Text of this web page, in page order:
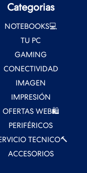
Categorias
NOTEBOOKS💻
TU PC
GAMING
CONECTIVIDAD
IMAGEN
IMPRESIÓN
OFERTAS WEB🛍️
PERIFÉRICOS
TECNICO🔨
ACCESORIOS